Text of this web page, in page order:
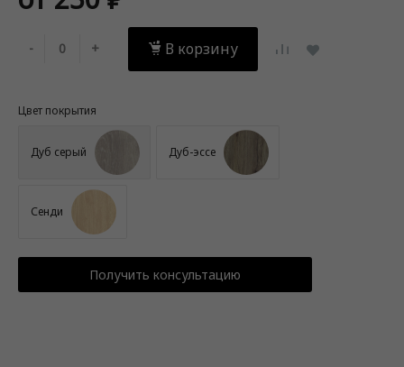
- + В корзину
Цвет покрытия
Дуб серый Дуб-эссе
Сенди
Получить консультацию